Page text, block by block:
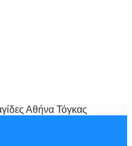
Αθήνα Τόγκας